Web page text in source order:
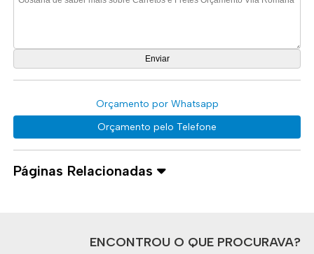
Orçamento por Whatsapp
Orçamento pelo Telefone
Páginas Relacionadas
ENCONTROU O QUE PROCURAVA?